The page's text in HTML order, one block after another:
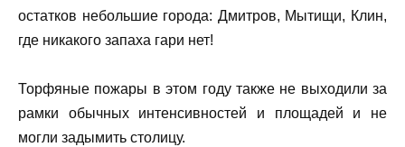
остатков небольшие города: Дмитров, Мытищи, Клин,
где никакого запаха гари нет!
Торфяные пожары в этом году также не выходили за
рамки обычных интенсивностей и площадей и не
могли задымить столицу.